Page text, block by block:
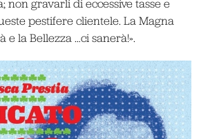
non gravarli di eccessive tasse e
pestifere clientele. La Magna
e la Bellezza …ci sanerà!».